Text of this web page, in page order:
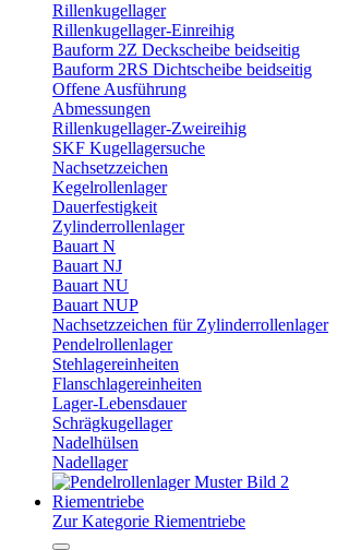
Rillenkugellager
Rillenkugellager-Einreihig
Bauform 2Z Deckscheibe beidseitig
Bauform 2RS Dichtscheibe beidseitig
Offene Ausführung
Abmessungen
Rillenkugellager-Zweireihig
SKF Kugellagersuche
Nachsetzzeichen
Kegelrollenlager
Dauerfestigkeit
Zylinderrollenlager
Bauart N
Bauart NJ
Bauart NU
Bauart NUP
Nachsetzzeichen für Zylinderrollenlager
Pendelrollenlager
Stehlagereinheiten
Flanschlagereinheiten
Lager-Lebensdauer
Schrägkugellager
Nadelhülsen
Nadellager
Riementriebe
Zur Kategorie Riementriebe